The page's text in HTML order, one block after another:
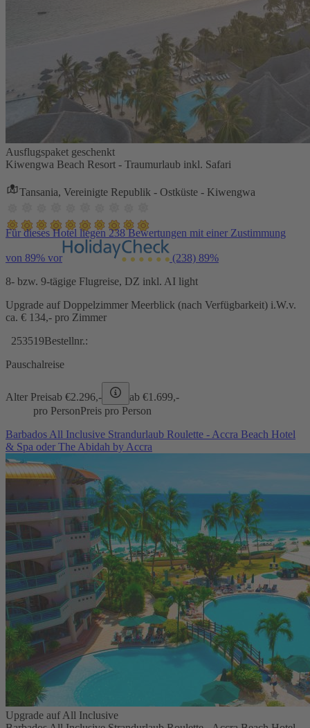
Ausflugspaket geschenkt
Kiwengwa Beach Resort - Traumurlaub inkl. Safari
Tansania, Vereinigte Republik - Ostküste - Kiwengwa
Für dieses Hotel liegen 238 Bewertungen mit einer Zustimmung
von 89% vor (238) 89%
8- bzw. 9-tägige Flugreise, DZ inkl. AI light
Upgrade auf Doppelzimmer Meerblick (nach Verfügbarkeit) i.W.v.
ca. € 134,- pro Zimmer
253519Bestellnr.:
Pauschalreise
Alter Preisab €2.296,- ab €1.699,-
pro PersonPreis pro Person
Barbados All Inclusive Strandurlaub Roulette - Accra Beach Hotel
& Spa oder The Abidah by Accra
Upgrade auf All Inclusive